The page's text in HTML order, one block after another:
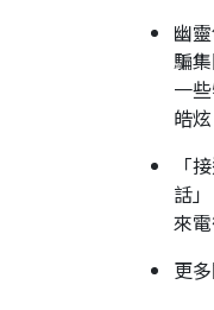
幽
騙
一
皓
「
話
來
更